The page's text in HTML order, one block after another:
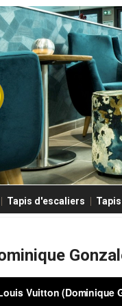
Tapis d'escaliers